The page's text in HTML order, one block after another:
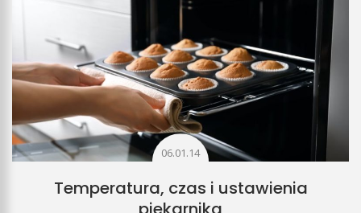
06.01.14
Temperatura, czas i ustawienia